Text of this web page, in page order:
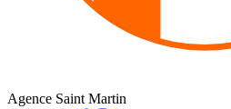
Agence Saint Martin